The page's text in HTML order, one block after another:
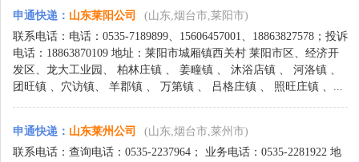
申通快递 ： 山东莱阳公司
(山东,烟台市,莱阳市)
联系电话：电话：0535-7189899、15606457001、18863827578；投诉
电话：18863870109 地址：莱阳市城厢镇西关村 莱阳市区、经济开
发区、龙大工业园、 柏林庄镇 、 姜疃镇 、 沐浴店镇 、 河洛镇 、
团旺镇 、穴访镇、 羊郡镇 、 万第镇 、 吕格庄镇 、 照旺庄镇 、...
申通快递 ： 山东莱州公司
(山东,烟台市,莱州市)
联系电话：查询电话：0535-2237964； 业务电话：0535-2281922 地